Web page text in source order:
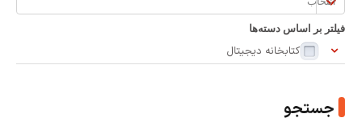
سازی
بر
اساس:
فیلتر بر اساس دسته‌ها
کتابخانه دیجیتال
جستجو